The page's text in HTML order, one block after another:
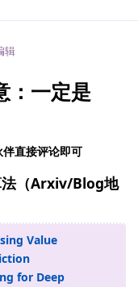
辑
：一定是
直接评论即可
法（Arxiv/Blog地
Value
for Deep